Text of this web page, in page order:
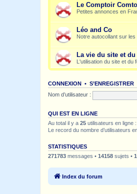
Le Comptoir
Petites annonces en
Léo and Co
Notre autocollant sur
La vie du site et
L'utilisation du site et du
CONNEXION • S’ENREGISTRER
Nom d’utilisateur :
QUI EST EN LIGNE
Au total il y a 25 utilisateurs en ligne
Le record du nombre d’utilisateurs
STATISTIQUES
271783 messages • 14158 sujets •
Index du forum